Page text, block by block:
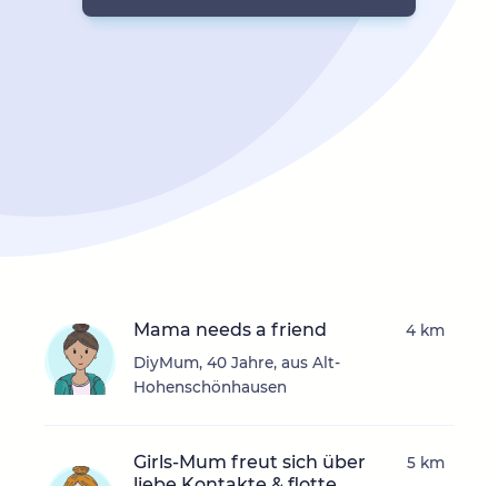
Mama needs a friend
DiyMum, 40 Jahre, aus Alt-
Hohenschönhausen
4 km
Girls-Mum freut sich über
5 km